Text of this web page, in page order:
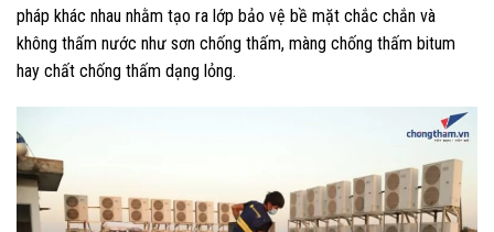
pháp khác nhau nhằm tạo ra lớp bảo vệ bề mặt chắc chắn và
không thấm nước như sơn chống thấm, màng chống thấm bitum
hay chất chống thấm dạng lỏng.